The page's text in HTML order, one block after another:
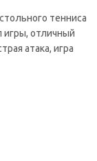
тенниса
игры, отличный
атака, игра